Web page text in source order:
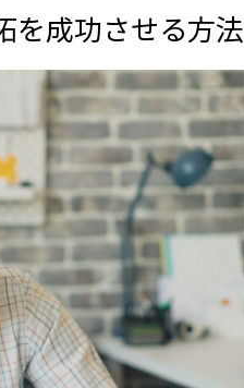
を成功させる方法